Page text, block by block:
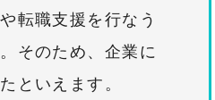
転職支援を行なう
そのため、企業に
といえます。